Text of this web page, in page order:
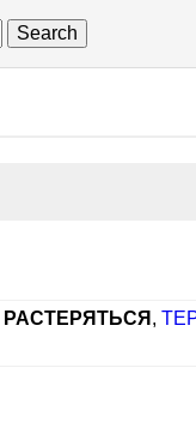
Search
РАСТЕРЯТЬСЯ ,